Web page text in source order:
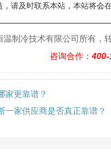
请及时联系本站，本站将会
制冷技术有限公司所有，
咨询合作： 400-
家更靠谱？
一家供应商是否真正靠谱？